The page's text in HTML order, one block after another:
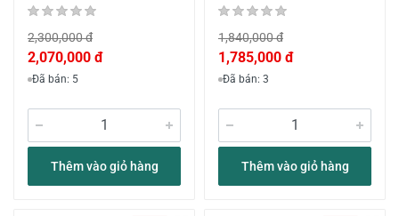
2,300,000 đ
2,070,000 đ
Đã bán: 5
Thêm vào giỏ hàng
1,840,000 đ
1,785,000 đ
Đã bán: 3
Thêm vào giỏ hàng